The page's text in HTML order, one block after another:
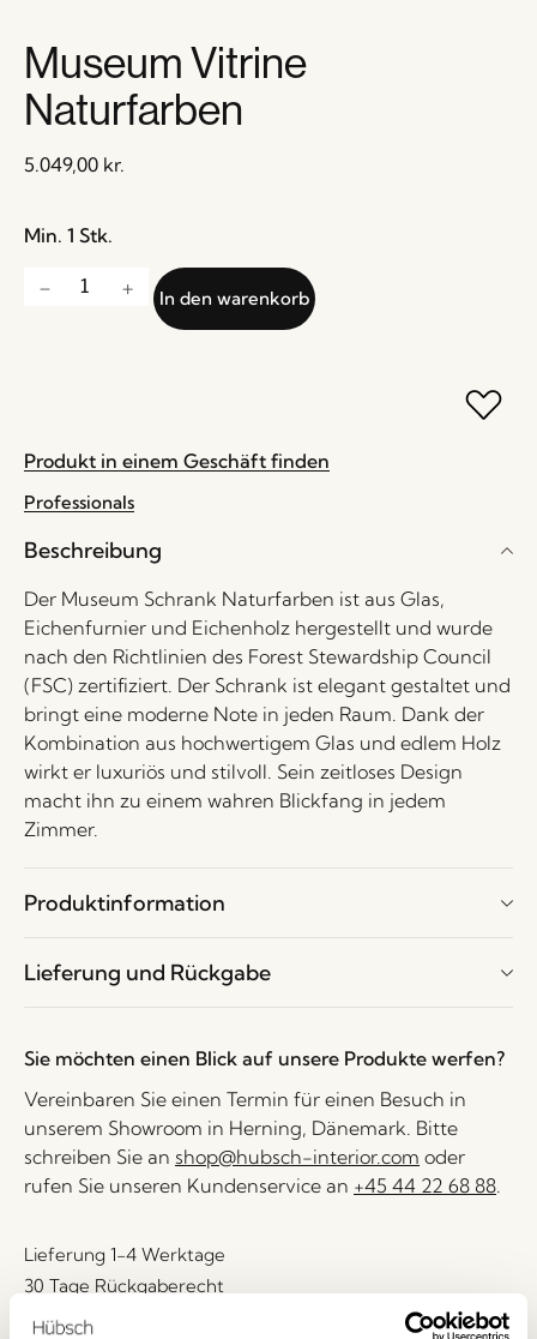
Museum Vitrine
Naturfarben
5.049,00 kr.
Min. 1 Stk.
In den warenkorb
Produkt in einem Geschäft finden
Professionals
Beschreibung
Der Museum Schrank Naturfarben ist aus Glas,
Eichenfurnier und Eichenholz hergestellt und wurde
nach den Richtlinien des Forest Stewardship Council
(FSC) zertifiziert. Der Schrank ist elegant gestaltet und
bringt eine moderne Note in jeden Raum. Dank der
Kombination aus hochwertigem Glas und edlem Holz
wirkt er luxuriös und stilvoll. Sein zeitloses Design
macht ihn zu einem wahren Blickfang in jedem
Zimmer.
Produktinformation
Lieferung und Rückgabe
Sie möchten einen Blick auf unsere Produkte werfen?
Vereinbaren Sie einen Termin für einen Besuch in
unserem Showroom in Herning, Dänemark. Bitte
schreiben Sie an shop@hubsch-interior.com oder
rufen Sie unseren Kundenservice an +45 44 22 68 88.
Lieferung 1-4 Werktage
30 Tage Rückgaberecht
Kostenlose Lieferung über